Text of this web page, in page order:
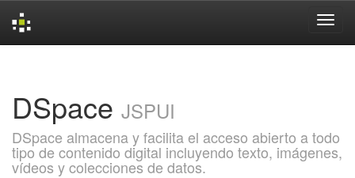
DSpace JSPUI
DSpace almacena y facilita el acceso abierto a todo
tipo de contenido digital incluyendo texto, imágenes,
vídeos y colecciones de datos.